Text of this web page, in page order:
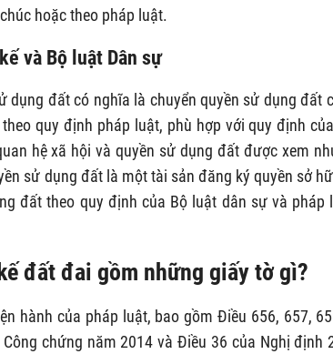
hoặc theo pháp luật.
và Bộ luật Dân sự
dụng đất có nghĩa là chuyển quyền sử dụng
quy định pháp luật, phù hợp với quy định
hệ xã hội và quyền sử dụng đất được xem
sử dụng đất là một tài sản đăng ký quyền sở
đất theo quy định của Bộ luật dân sự và
đất đai gồm những giấy tờ gì?
hành của pháp luật, bao gồm Điều 656, 657,
chứng năm 2014 và Điều 36 của Nghị định